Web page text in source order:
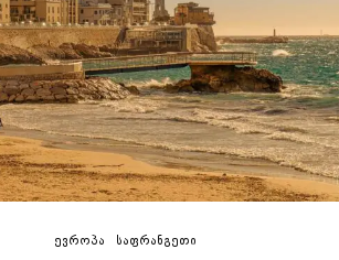
ᲔᲕᲠᲝᲞᲐ ᲡᲐᲤᲠᲐᲜᲒᲔᲗᲘ